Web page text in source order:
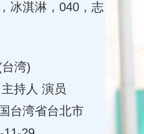
冰淇淋，040，志
湾)
持人 演员
台湾省台北市